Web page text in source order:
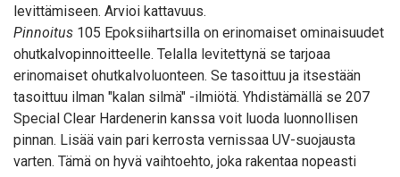
levittämiseen. Arvioi kattavuus.
Pinnoitus 105 Epoksiihartsilla on erinomaiset ominaisuudet
ohutkalvopinnoitteelle. Telalla levitettynä se tarjoaa
erinomaiset ohutkalvoluonteen. Se tasoittuu ja itsestään
tasoittuu ilman "kalan silmä" -ilmiötä. Yhdistämällä se 207
Special Clear Hardenerin kanssa voit luoda luonnollisen
pinnan. Lisää vain pari kerrosta vernissaa UV-suojausta
varten. Tämä on hyvä vaihtoehto, joka rakentaa nopeasti